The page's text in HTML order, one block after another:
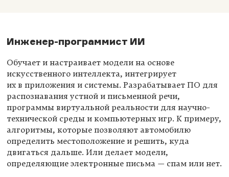
Инженер-программист ИИ
Обучает и настраивает модели на основе
искусственного интеллекта, интегрирует
их в приложения и системы. Разрабатывает ПО для
распознавания устной и письменной речи,
программы виртуальной реальности для научно-
технической среды и компьютерных игр. К примеру,
алгоритмы, которые позволяют автомобилю
определить местоположение и решить, куда
двигаться дальше. Или делает модели,
определяющие электронные письма — спам или нет.